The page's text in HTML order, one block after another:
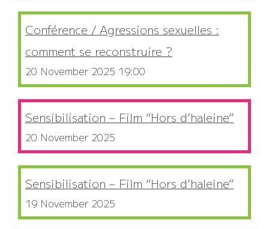
Conférence / Agressions sexuelles :
comment se reconstruire ?
20 November 2025 19:00
Sensibilisation – Film “Hors d’haleine”
20 November 2025
Sensibilisation – Film “Hors d’haleine”
19 November 2025